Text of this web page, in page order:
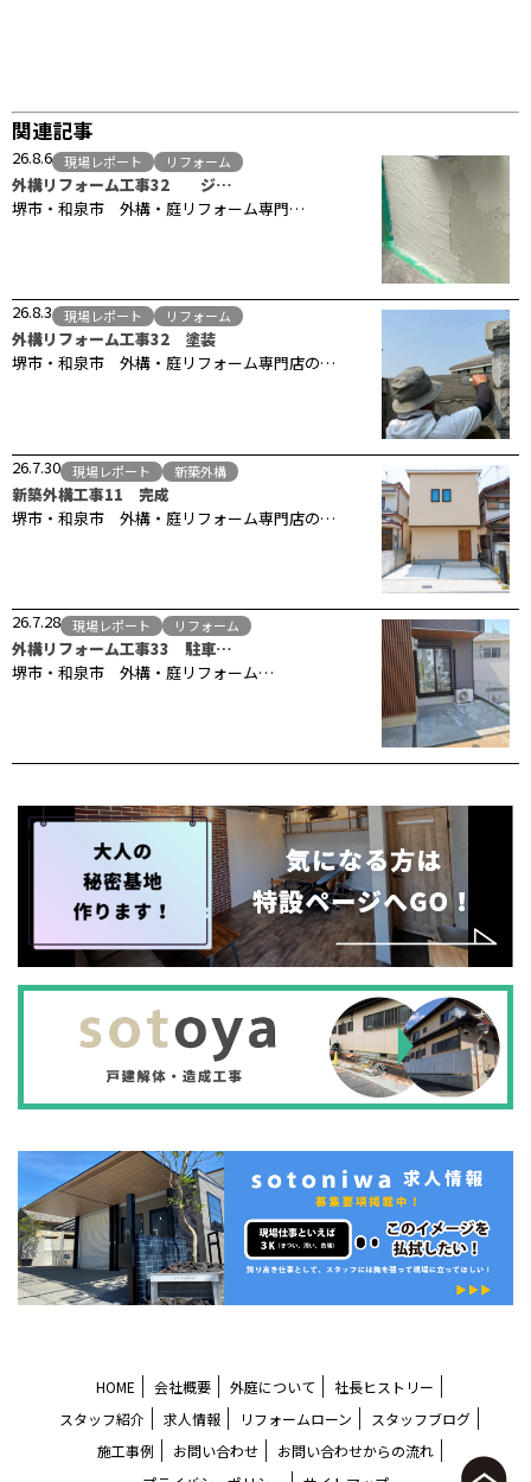
関連記事
26.8.6 現場レポート リフォーム
外構リフォーム工事32 ジ…
堺市・和泉市 外構・庭リフォーム専門…
26.8.3 現場レポート リフォーム
外構リフォーム工事32 塗装
堺市・和泉市 外構・庭リフォーム専門店の…
26.7.30 現場レポート 新築外構
新築外構工事11 完成
堺市・和泉市 外構・庭リフォーム専門店の…
26.7.28 現場レポート リフォーム
外構リフォーム工事33 駐車…
堺市・和泉市 外構・庭リフォーム…
HOME 会社概要 外庭について
社長ヒストリー
スタッフ紹介
求人情報 リフォームローン
スタッフブログ
施工事例
お問い合わせ
お問い合わせからの流れ